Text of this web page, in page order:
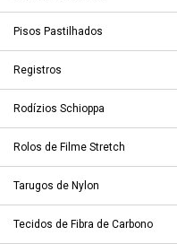
Pisos Pastilhados
Registros
Rodízios Schioppa
Rolos de Filme Stretch
Tarugos de Nylon
Tecidos de Fibra de Carbono